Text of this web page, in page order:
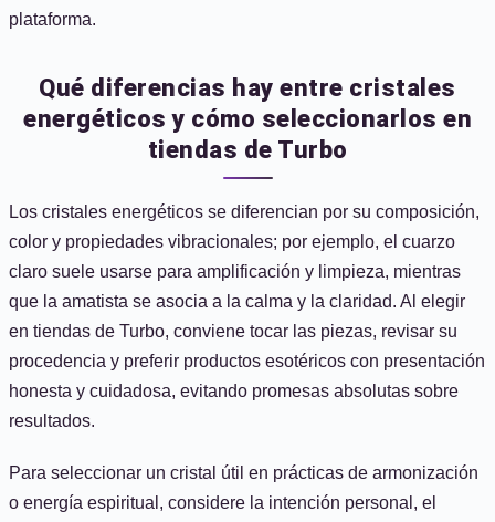
plataforma.
Qué diferencias hay entre cristales
energéticos y cómo seleccionarlos en
tiendas de Turbo
Los cristales energéticos se diferencian por su composición,
color y propiedades vibracionales; por ejemplo, el cuarzo
claro suele usarse para amplificación y limpieza, mientras
que la amatista se asocia a la calma y la claridad. Al elegir
en tiendas de Turbo, conviene tocar las piezas, revisar su
procedencia y preferir productos esotéricos con presentación
honesta y cuidadosa, evitando promesas absolutas sobre
resultados.
Para seleccionar un cristal útil en prácticas de armonización
o energía espiritual, considere la intención personal, el